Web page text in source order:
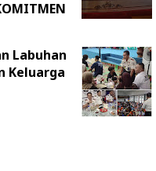
Labuhan
Keluarga